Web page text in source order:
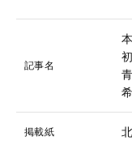
記事名
掲載紙